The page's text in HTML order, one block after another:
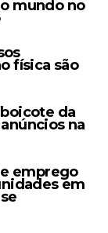
e
em
serviços
área
para
mundo no
física são
da
na
emprego
em